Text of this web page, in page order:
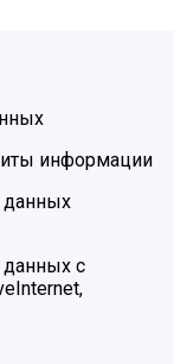
информации
данных
данных с